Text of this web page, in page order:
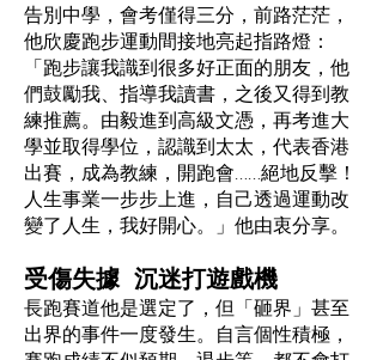
告別中學，會考僅得三分，前路茫茫，
他欣慶跑步運動間接地亮起指路燈：
「跑步讓我識到很多好正面的朋友，他
們鼓勵我、指導我讀書，之後又得到教
練推薦。由毅進到高級文憑，再考進大
學並取得學位，認識到太太，代表香港
出賽，成為教練，開跑會……絕地反擊！
人生事業一步步上進，自己透過運動改
變了人生，我好開心。」他由衷分享。
受傷失據 沉迷打遊戲機
長跑賽道他是選定了，但「砸界」甚至
出界的事件一度發生。自言個性積極，